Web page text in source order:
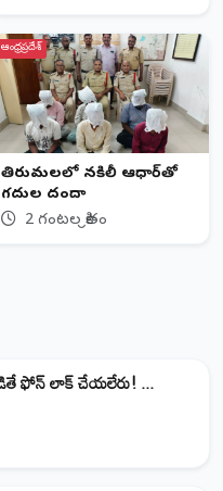
ఆంధ్రప్రదేశ్
తిరుమలలో నకిలీ ఆధార్‌తో
గదుల దందా
2 గంటల క్రితం
ఫోన్‌ లాక్‌ చేయలేరు! ...